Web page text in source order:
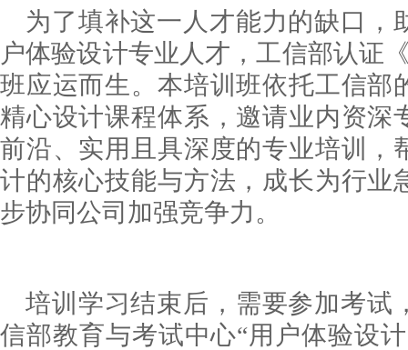
为了填补这一人才能力的缺口，
户体验设计专业人才，工信部认证
班应运而生。本培训班依托工信部
精心设计课程体系，邀请业内资深
前沿、实用且具深度的专业培训，
计的核心技能与方法，成长为行业
步协同公司加强竞争力。
培训学习结束后，需要参加考试
信部教育与考试中心“用户体验设